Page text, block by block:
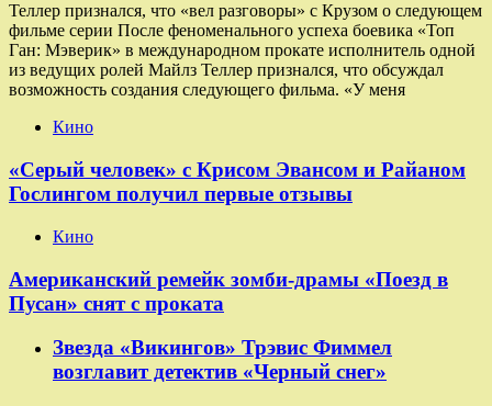
Теллер признался, что «вел разговоры» с Крузом о следующем
фильме серии После феноменального успеха боевика «Топ
Ган: Мэверик» в международном прокате исполнитель одной
из ведущих ролей Майлз Теллер признался, что обсуждал
возможность создания следующего фильма. «У меня
Кино
«Серый человек» с Крисом Эвансом и Райаном
Гослингом получил первые отзывы
Кино
Американский ремейк зомби-драмы «Поезд в
Пусан» снят с проката
Звезда «Викингов» Трэвис Фиммел
возглавит детектив «Черный снег»